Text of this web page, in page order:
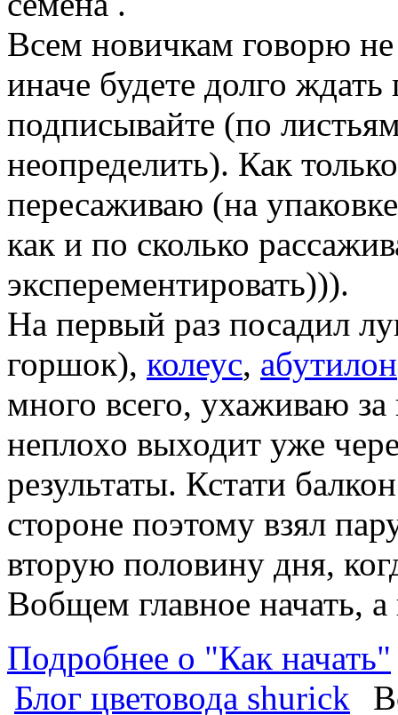
Всем новичкам говорю не
иначе будете долго
подписывайте (по
неопределить). Как
пересаживаю (на
как и по сколько
эксперементировать))).
На первый раз посадил
горшок), колеус, абутилон
много всего, ухаживаю
неплохо выходит уже
результаты. Кстати
стороне поэтому взял
вторую половину дня,
Вобщем главное начать, а
Подробнее о "Как начать"
Блог цветовода shurick